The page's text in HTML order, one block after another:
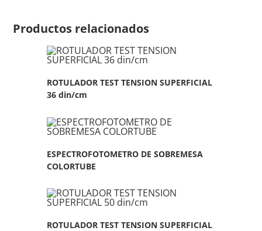
Productos relacionados
ROTULADOR TEST TENSION SUPERFICIAL
36 din/cm
ESPECTROFOTOMETRO DE SOBREMESA
COLORTUBE
ROTULADOR TEST TENSION SUPERFICIAL